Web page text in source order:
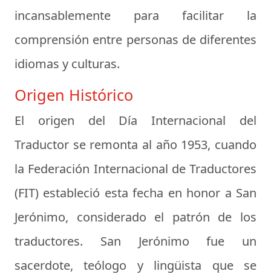
incansablemente para facilitar la
comprensión entre personas de diferentes
idiomas y culturas.
Origen Histórico
El origen del Día Internacional del
Traductor se remonta al año 1953, cuando
la Federación Internacional de Traductores
(FIT) estableció esta fecha en honor a San
Jerónimo, considerado el patrón de los
traductores. San Jerónimo fue un
sacerdote, teólogo y lingüista que se